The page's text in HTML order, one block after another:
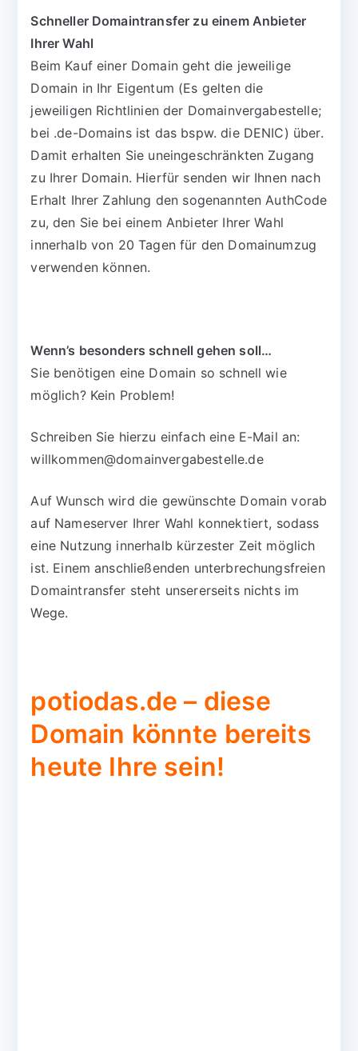
Schneller Domaintransfer zu einem Anbieter
Ihrer Wahl
Beim Kauf einer Domain geht die jeweilige
Domain in Ihr Eigentum (Es gelten die
jeweiligen Richtlinien der Domainvergabestelle;
bei .de-Domains ist das bspw. die DENIC) über.
Damit erhalten Sie uneingeschränkten Zugang
zu Ihrer Domain. Hierfür senden wir Ihnen nach
Erhalt Ihrer Zahlung den sogenannten AuthCode
zu, den Sie bei einem Anbieter Ihrer Wahl
innerhalb von 20 Tagen für den Domainumzug
verwenden können.
Wenn’s besonders schnell gehen soll…
Sie benötigen eine Domain so schnell wie
möglich? Kein Problem!
Schreiben Sie hierzu einfach eine E-Mail an:
willkommen@domainvergabestelle.de
Auf Wunsch wird die gewünschte Domain vorab
auf Nameserver Ihrer Wahl konnektiert, sodass
eine Nutzung innerhalb kürzester Zeit möglich
ist. Einem anschließenden unterbrechungsfreien
Domaintransfer steht unsererseits nichts im
Wege.
potiodas.de – diese
Domain könnte bereits
heute Ihre sein!